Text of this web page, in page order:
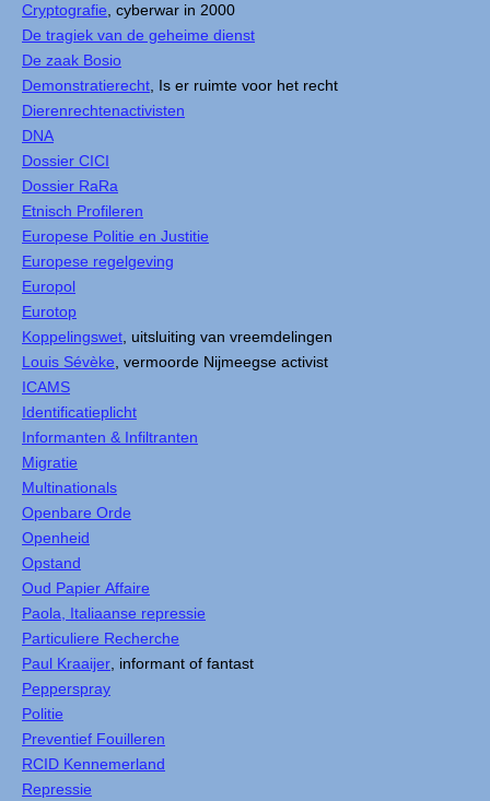
Cryptografie , cyberwar in 2000
De tragiek van de geheime dienst
De zaak Bosio
Demonstratierecht , Is er ruimte voor het recht
Dierenrechtenactivisten
DNA
Dossier CICI
Dossier RaRa
Etnisch Profileren
Europese Politie en Justitie
Europese regelgeving
Europol
Eurotop
Koppelingswet , uitsluiting van vreemdelingen
Louis Sévèke , vermoorde Nijmeegse activist
ICAMS
Identificatieplicht
Informanten & Infiltranten
Migratie
Multinationals
Openbare Orde
Openheid
Opstand
Oud Papier Affaire
Paola, Italiaanse repressie
Particuliere Recherche
Paul Kraaijer , informant of fantast
Pepperspray
Politie
Preventief Fouilleren
RCID Kennemerland
Repressie